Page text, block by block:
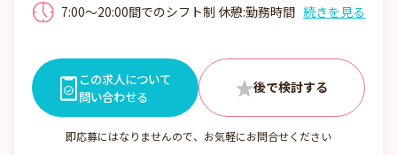
7:00～20:00間でのシフト制 休憩:勤務時間 続きを見る
この求人について
問い合わせる
即応募にはなりませんので、お気軽にお問合せください